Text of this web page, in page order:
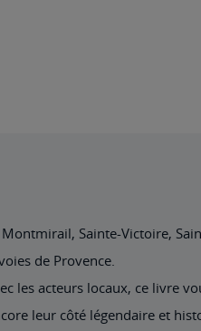
Sainte-Victoire,
de Provence.
les acteurs locaux, ce livre
leur côté légendaire et